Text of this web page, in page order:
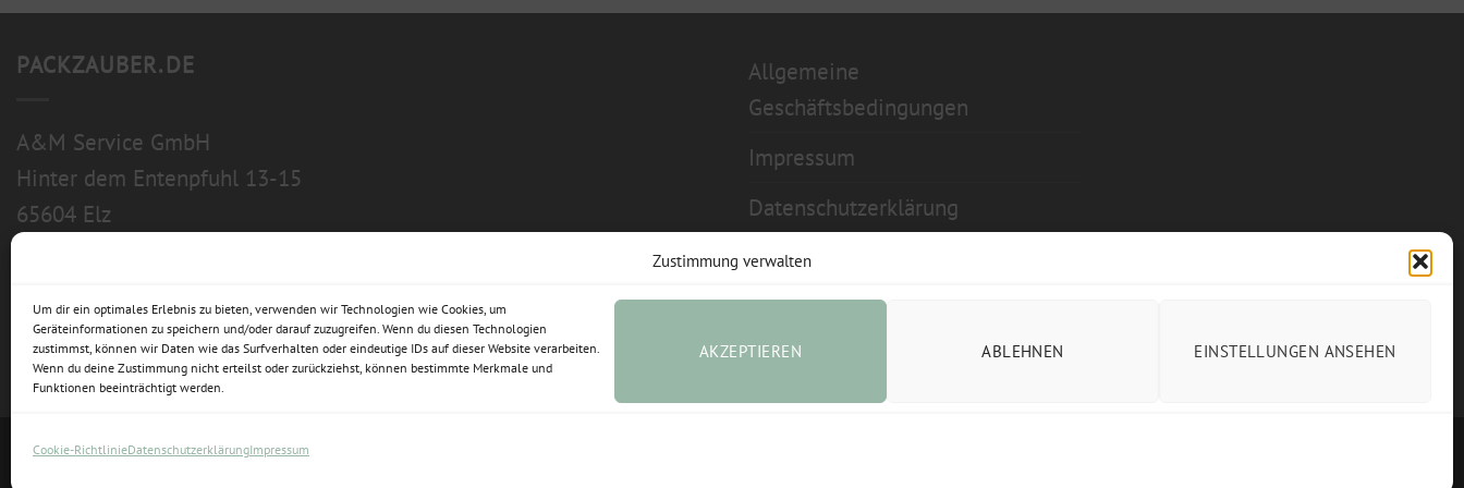
Zustimmung verwalten
Um dir ein optimales Erlebnis zu bieten, verwenden wir Technologien wie Cookies, um
Geräteinformationen zu speichern und/oder darauf zuzugreifen. Wenn du diesen Technologien
zustimmst, können wir Daten wie das Surfverhalten oder eindeutige IDs auf dieser Website verarbeiten.
Wenn du deine Zustimmung nicht erteilst oder zurückziehst, können bestimmte Merkmale und
Funktionen beeinträchtigt werden.
AKZEPTIEREN ABLEHNEN EINSTELLUNGEN ANSEHEN
Cookie-RichtlinieDatenschutzerklärungImpressum
PACKZAUBER.DE
A&M Service GmbH
Hinter dem Entenpfuhl 13-15
65604 Elz
Allgemeine
Geschäftsbedingungen
Impressum
Datenschutzerklärung
Widerrufsbelehrung
Cookie-Richtlinie (EU)
Vertrag widerrufen